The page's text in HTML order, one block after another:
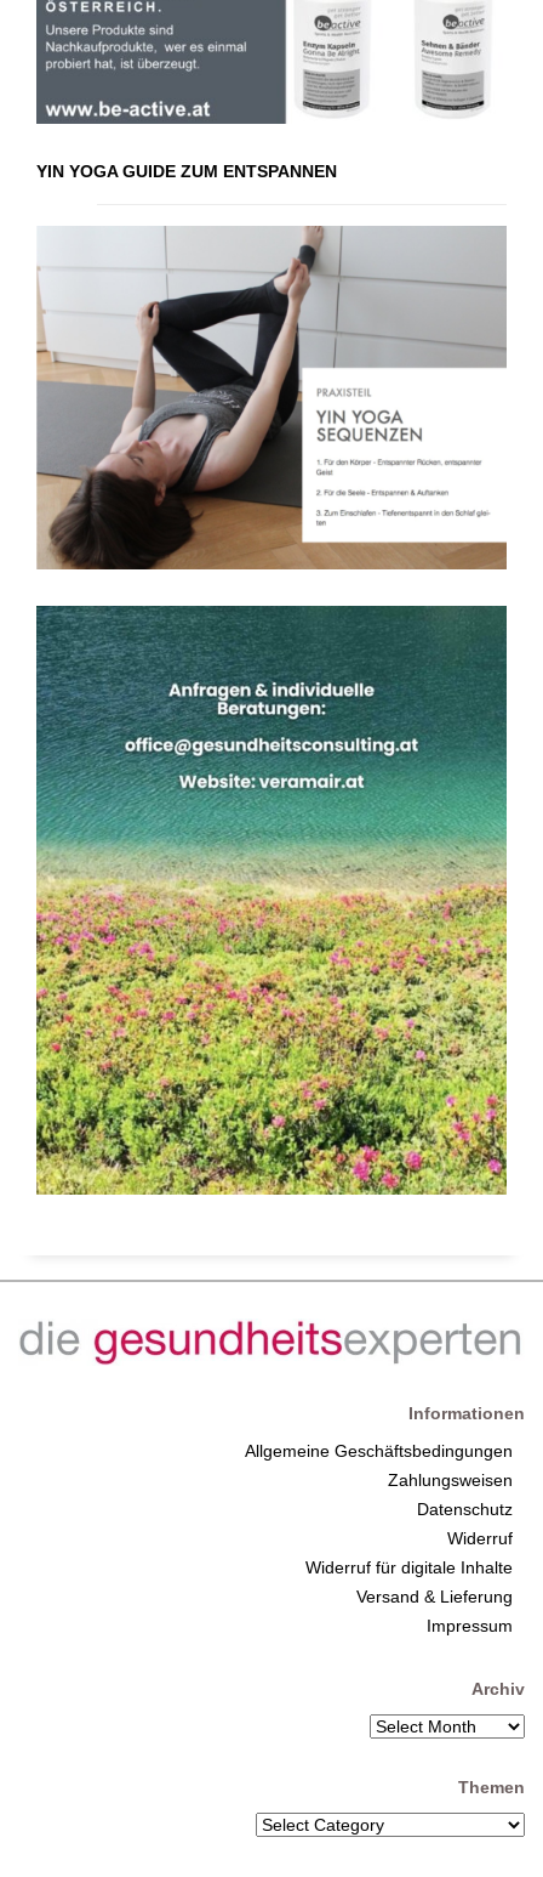
YIN YOGA GUIDE ZUM ENTSPANNEN
Informationen
Allgemeine Geschäftsbedingungen
Zahlungsweisen
Datenschutz
Widerruf
Widerruf für digitale Inhalte
Versand & Lieferung
Impressum
Archiv
Themen